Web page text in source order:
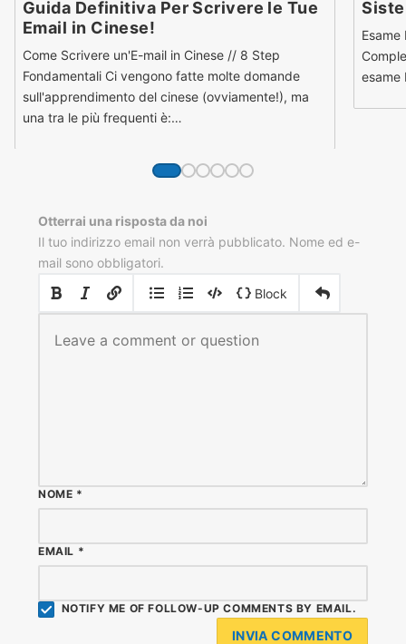
Guida Definitiva Per Scrivere le Tue
Email in Cinese!
Come Scrivere un'E-mail in Cinese // 8 Step
Fondamentali Ci vengono fatte molte domande
sull'apprendimento del cinese (ovviamente!), ma
una tra le più frequenti è:…
esame
Otterrai una risposta da noi
Il tuo indirizzo email non verrà pubblicato. Nome ed e-
mail sono obbligatori.
Block
NOTIFY ME OF FOLLOW-UP COMMENTS BY EMAIL.
NOME *
EMAIL *